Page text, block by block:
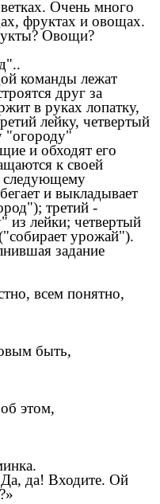
Очень много
фруктах и овощах.
Овощи?
команды лежат
друг за
в руках лопатку,
лейку, четвертый
"огороду"
и обходят его
к своей
следующему
и выкладывает
третий -
из лейки; четвертый
урожай").
задание
всем понятно,
быть,
этом,
Витаминка.
Ой